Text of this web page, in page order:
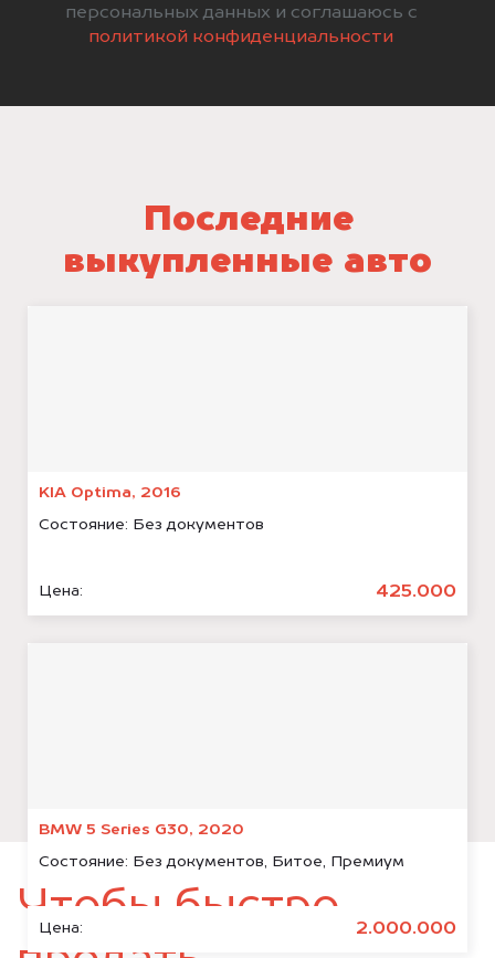
персональных данных и соглашаюсь с
политикой конфиденциальности
Последние
выкупленные авто
KIA Optima, 2016
Состояние: Без документов
Цена: 425.000
BMW 5 Series G30, 2020
Состояние: Без документов, Битое, Премиум
Цена: 2.000.000
Чтобы быстро